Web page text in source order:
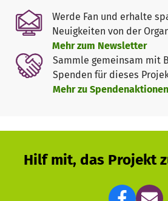
Werde Fan und erhalte
Neuigkeiten von der
Mehr zum Newsletter
Sammle gemeinsam mit
Spenden für dieses
Mehr zu Spendenaktionen
Hilf mit, das Projekt